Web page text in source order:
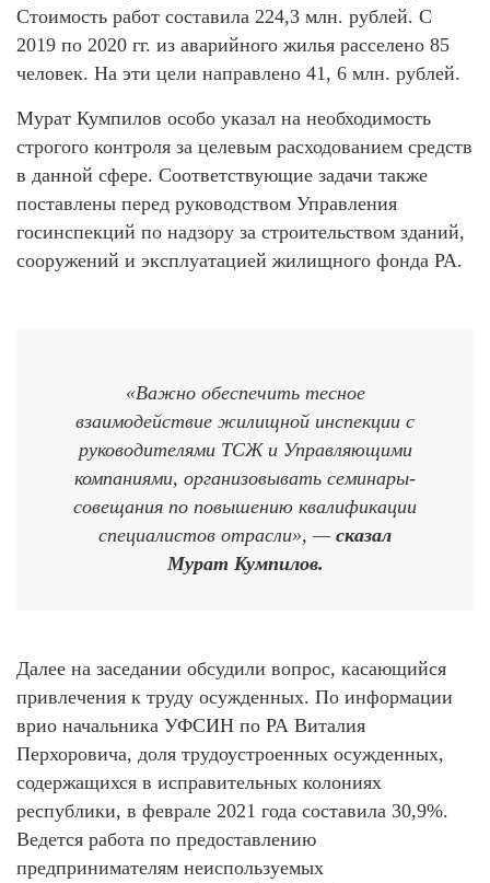
Стоимость работ составила 224,3 млн. рублей. С
2019 по 2020 гг. из аварийного жилья расселено 85
человек. На эти цели направлено 41, 6 млн. рублей.
Мурат Кумпилов особо указал на необходимость
строгого контроля за целевым расходованием средств
в данной сфере. Соответствующие задачи также
поставлены перед руководством Управления
госинспекций по надзору за строительством зданий,
сооружений и эксплуатацией жилищного фонда РА.
«Важно обеспечить тесное
взаимодействие жилищной инспекции с
руководителями ТСЖ и Управляющими
компаниями, организовывать семинары-
совещания по повышению квалификации
специалистов отрасли», — сказал
Мурат Кумпилов.
Далее на заседании обсудили вопрос, касающийся
привлечения к труду осужденных. По информации
врио начальника УФСИН по РА Виталия
Перхоровича, доля трудоустроенных осужденных,
содержащихся в исправительных колониях
республики, в феврале 2021 года составила 30,9%.
Ведется работа по предоставлению
предпринимателям неиспользуемых